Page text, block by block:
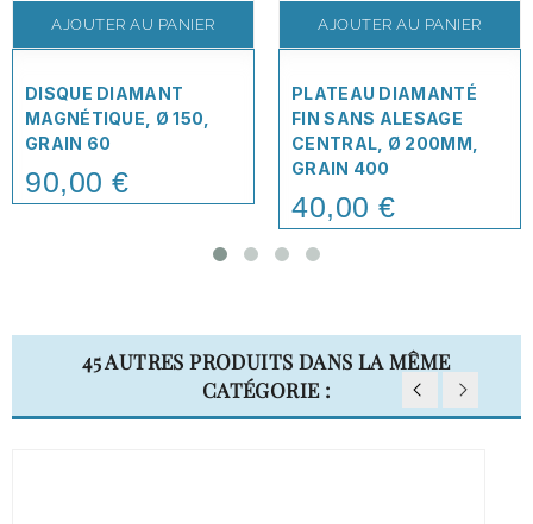
AJOUTER AU PANIER
DISQUE DIAMANT
MAGNÉTIQUE, Ø 150,
GRAIN 60
Price
90,00 €
AJOUTER AU PANIER
PLATEAU DIAMANTÉ
FIN SANS ALESAGE
CENTRAL, Ø 200MM,
GRAIN 400
Price
40,00 €
45 AUTRES PRODUITS DANS LA MÊME
CATÉGORIE :